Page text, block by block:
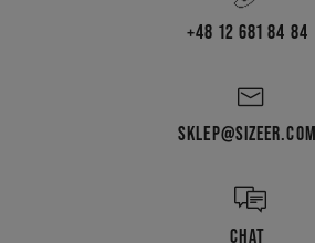
+48 12 681 84 84
SKLEP@SIZEER.COM
CHAT